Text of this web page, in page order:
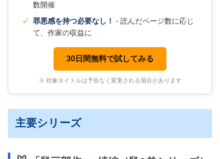
数開催
罪悪感を持つ必要なし！ - 読んだページ数に応じ
て、作家の収益に
30日間無料で試してみる
※ 対象タイトルは予告なく変更される場合があります
主要シリーズ